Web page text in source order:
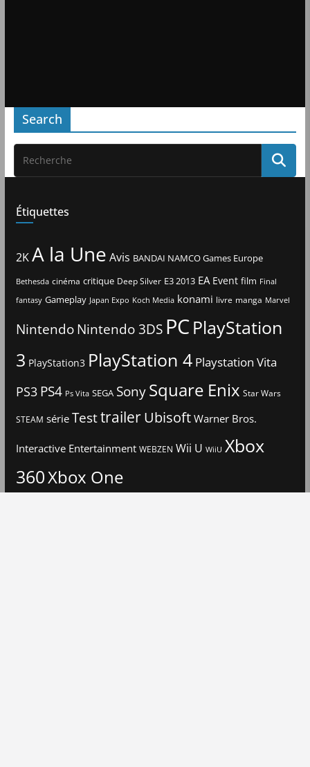
Search
Étiquettes
2KA la Une Avis BANDAI NAMCO Games Europe
Bethesda cinéma critique Deep Silver E3 2013 EA Event film Final
fantasy Gameplay Japan Expo Koch Media konami livre manga Marvel
Nintendo Nintendo 3DS PCPlayStation
3 PlayStation3 PlayStation 4 Playstation Vita
PS3 PS4 Ps Vita SEGA Sony Square Enix Star Wars
STEAM série TesttrailerUbisoftWarner Bros.
Interactive Entertainment WEBZEN Wii U WiiU Xbox
360Xbox One